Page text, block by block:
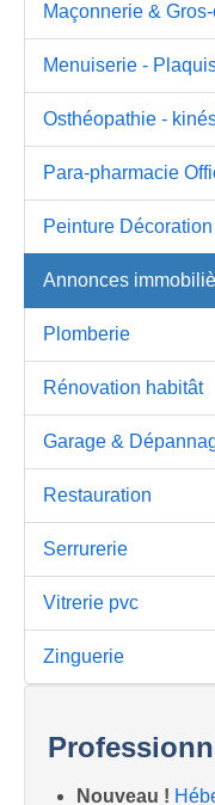
Maçonnerie &
Menuiserie -
Osthéopathie -
Para-pharmacie
Peinture Décoration
Annonces
Plomberie
Rénovation habitât
Garage &
Restauration
Serrurerie
Vitrerie pvc
Zinguerie
Nouveau !